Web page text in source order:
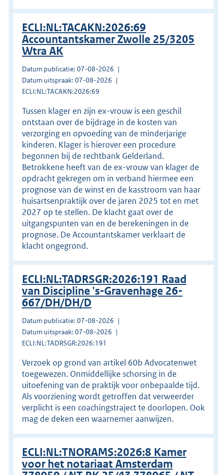
ECLI:NL:TACAKN:2026:69
Accountantskamer Zwolle 25/3205
Wtra AK
Datum publicatie: 07-08-2026
Datum uitspraak: 07-08-2026
ECLI:NL:TACAKN:2026:69
Tussen klager en zijn ex-vrouw is een geschil
ontstaan over de bijdrage in de kosten van
verzorging en opvoeding van de minderjarige
kinderen. Klager is hierover een procedure
begonnen bij de rechtbank Gelderland.
Betrokkene heeft van de ex-vrouw van klager de
opdracht gekregen om in verband hiermee een
prognose van de winst en de kasstroom van haar
huisartsenpraktijk over de jaren 2025 tot en met
2027 op te stellen. De klacht gaat over de
uitgangspunten van en de berekeningen in de
prognose. De Accountantskamer verklaart de
klacht ongegrond.
ECLI:NL:TADRSGR:2026:191 Raad
van Discipline 's-Gravenhage 26-
667/DH/DH/D
Datum publicatie: 07-08-2026
Datum uitspraak: 07-08-2026
ECLI:NL:TADRSGR:2026:191
Verzoek op grond van artikel 60b Advocatenwet
toegewezen. Onmiddellijke schorsing in de
uitoefening van de praktijk voor onbepaalde tijd.
Als voorziening wordt getroffen dat verweerder
verplicht is een coachingstraject te doorlopen. Ook
mag de deken een waarnemer aanwijzen.
ECLI:NL:TNORAMS:2026:8 Kamer
voor het notariaat Amsterdam